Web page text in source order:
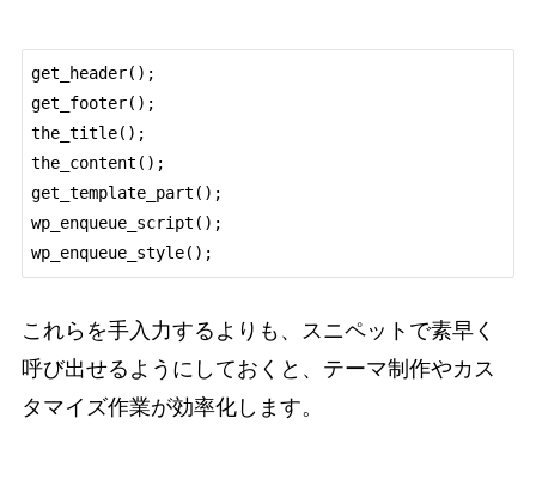
get_header();
get_footer();
the_title();
the_content();
get_template_part();
wp_enqueue_script();
これらを手入力するよりも、スニペットで素早く
呼び出せるようにしておくと、テーマ制作やカス
タマイズ作業が効率化します。